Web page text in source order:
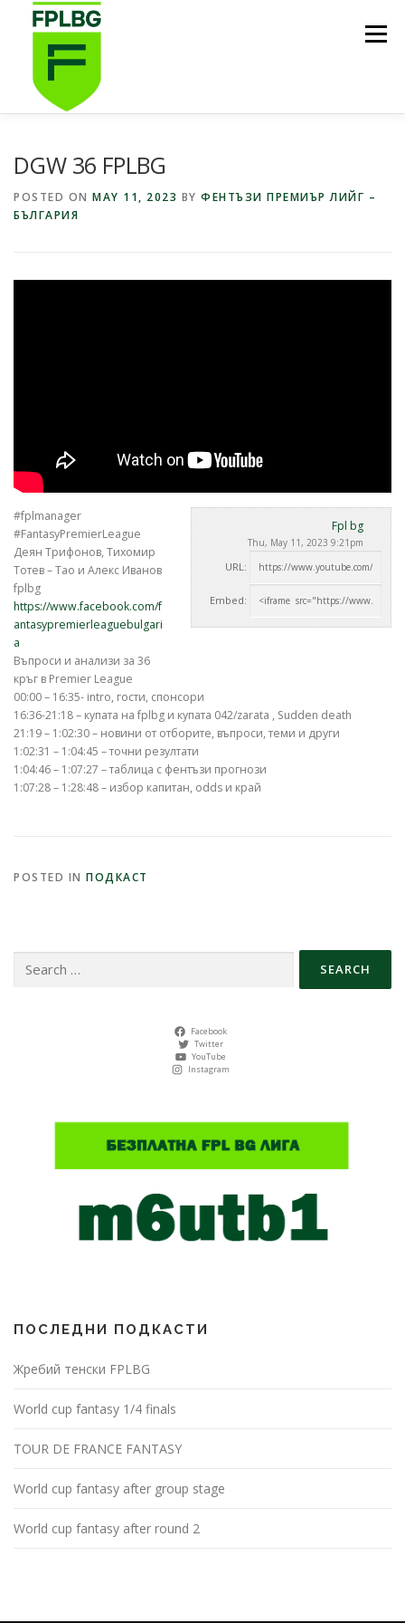
Menu
ФУТБОЛНА СТИПЕНДИЯ FPL BG
DGW 36 FPLBG
POSTED ON MAY 11, 2023 BY ФЕНТЪЗИ ПРЕМИЪР ЛИЙГ –
БЪЛГАРИЯ
Fpl bg
Thu, May 11, 2023 9:21pm
URL:
Embed:
#fplmanager
#FantasyPremierLeague
Деян Трифонов, Тихомир
Тотев – Тао и Алекс Иванов
fplbg
https://www.facebook.com/f
antasypremierleaguebulgari
a
Въпроси и анализи за 36
кръг в Premier League
00:00 – 16:35- intro, гости, спонсори
16:36-21:18 – купата на fplbg и купата 042/zarata , Sudden death
21:19 – 1:02:30 – новини от отборите, въпроси, теми и други
1:02:31 – 1:04:45 – точни резултати
1:04:46 – 1:07:27 – таблица с фентъзи прогнози
1:07:28 – 1:28:48 – избор капитан, odds и край
POSTED IN ПОДКАСТ
for:
Facebook
Twitter
YouTube
Instagram
ПОСЛЕДНИ ПОДКАСТИ
Жребий тенски FPLBG
World cup fantasy 1/4 finals
TOUR DE FRANCE FANTASY
World cup fantasy after group stage
World cup fantasy after round 2